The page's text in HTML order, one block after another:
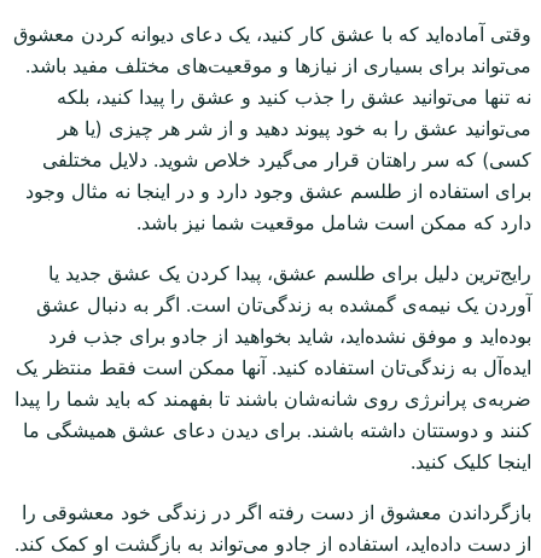
وقتی آماده‌اید که با عشق کار کنید، یک دعای دیوانه کردن معشوق
می‌تواند برای بسیاری از نیازها و موقعیت‌های مختلف مفید باشد.
نه تنها می‌توانید عشق را جذب کنید و عشق را پیدا کنید، بلکه
می‌توانید عشق را به خود پیوند دهید و از شر هر چیزی (یا هر
کسی) که سر راهتان قرار می‌گیرد خلاص شوید. دلایل مختلفی
برای استفاده از طلسم عشق وجود دارد و در اینجا نه مثال وجود
دارد که ممکن است شامل موقعیت شما نیز باشد.
رایج‌ترین دلیل برای طلسم عشق، پیدا کردن یک عشق جدید یا
آوردن یک نیمه‌ی گمشده به زندگی‌تان است. اگر به دنبال عشق
بوده‌اید و موفق نشده‌اید، شاید بخواهید از جادو برای جذب فرد
ایده‌آل به زندگی‌تان استفاده کنید. آنها ممکن است فقط منتظر یک
ضربه‌ی پرانرژی روی شانه‌شان باشند تا بفهمند که باید شما را پیدا
کنند و دوستتان داشته باشند. برای دیدن دعای عشق همیشگی ما
اینجا کلیک کنید.
بازگرداندن معشوق از دست رفته اگر در زندگی خود معشوقی را
از دست داده‌اید، استفاده از جادو می‌تواند به بازگشت او کمک کند.